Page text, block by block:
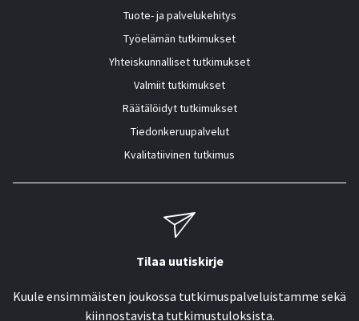
Tuote- ja palvelukehitys
Työelämän tutkimukset
Yhteiskunnalliset tutkimukset
Valmiit tutkimukset
Räätälöidyt tutkimukset
Tiedonkeruupalvelut
Kvalitatiivinen tutkimus
Tilaa uutiskirje
Kuule ensimmäisten joukossa tutkimuspalveluistamme sekä
kiinnostavista tutkimustuloksista.